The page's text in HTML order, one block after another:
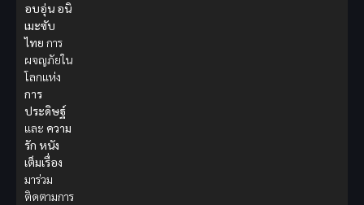
อบอุ่น อนิ
เมะซับ
ไทย การ
ผจญภัยใน
โลกแห่ง
การ
ประดิษฐ์
และ ความ
รัก หนัง
เต็มเรื่อง
มาร่วม
ติดตามการ